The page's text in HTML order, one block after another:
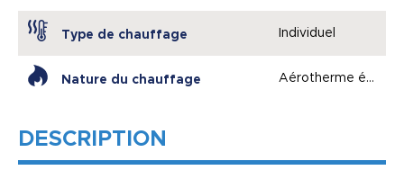
Type de chauffage Individuel
Nature du chauffage Aérotherme
DESCRIPTION